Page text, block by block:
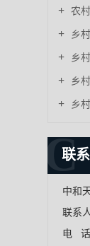
农村
乡村
乡
乡
乡
联
C
中和
联系
电 话